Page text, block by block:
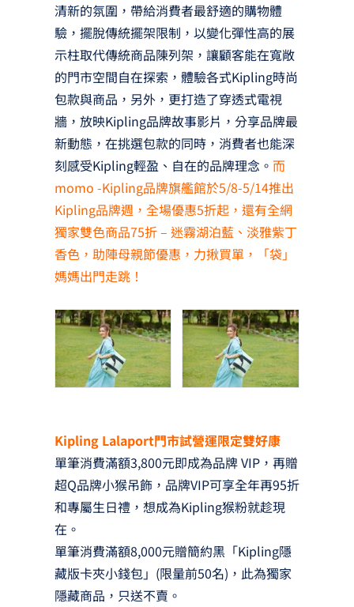
清新的氛圍，帶給消費者最舒適的購物體
驗，擺脫傳統擺架限制，以變化彈性高的展
示柱取代傳統商品陳列架，讓顧客能在寬敞
的門市空間自在探索，體驗各式Kipling時尚
包款與商品，另外，更打造了穿透式電視
牆，放映Kipling品牌故事影片，分享品牌最
新動態，在挑選包款的同時，消費者也能深
刻感受Kipling輕盈、自在的品牌理念。 而
momo -Kipling品牌旗艦館於5/8-5/14推出
Kipling品牌週，全場優惠5折起，還有全網
獨家雙色商品75折 – 迷霧湖泊藍、淡雅紫丁
香色，助陣母親節優惠，力揪買單，「袋」
媽媽出門走跳！
Kipling Lalaport門市試營運限定雙好康
單筆消費滿額3,800元即成為品牌 VIP，再贈
超Q品牌小猴吊飾，品牌VIP可享全年再95折
和專屬生日禮，想成為Kipling猴粉就趁現
在。
單筆消費滿額8,000元贈簡約黑「Kipling隱
藏版卡夾小錢包」(限量前50名)，此為獨家
隱藏商品，只送不賣。